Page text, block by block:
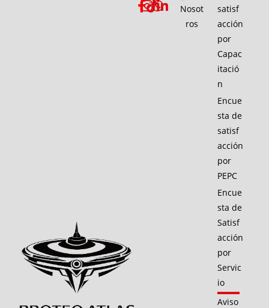
Nosot
ros
satisf
acción
por
Capac
itació
n
Encue
sta de
satisf
acción
por
PEPC
Encue
sta de
Satisf
acción
por
Servic
io
Aviso